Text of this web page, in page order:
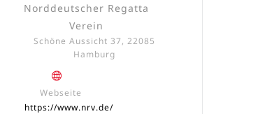
Norddeutscher Regatta
Verein
Schöne Aussicht 37, 22085
Hamburg
Webseite
https://www.nrv.de/